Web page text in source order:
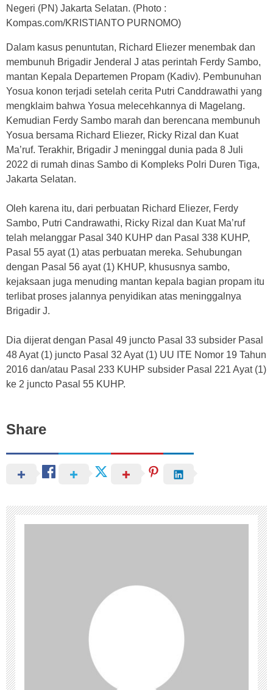
Negeri (PN) Jakarta Selatan. (Photo :
Kompas.com/KRISTIANTO PURNOMO)
Dalam kasus penuntutan, Richard Eliezer menembak dan
membunuh Brigadir Jenderal J atas perintah Ferdy Sambo,
mantan Kepala Departemen Propam (Kadiv). Pembunuhan
Yosua konon terjadi setelah cerita Putri Canddrawathi yang
mengklaim bahwa Yosua melecehkannya di Magelang.
Kemudian Ferdy Sambo marah dan berencana membunuh
Yosua bersama Richard Eliezer, Ricky Rizal dan Kuat
Ma’ruf. Terakhir, Brigadir J meninggal dunia pada 8 Juli
2022 di rumah dinas Sambo di Kompleks Polri Duren Tiga,
Jakarta Selatan.
Oleh karena itu, dari perbuatan Richard Eliezer, Ferdy
Sambo, Putri Candrawathi, Ricky Rizal dan Kuat Ma’ruf
telah melanggar Pasal 340 KUHP dan Pasal 338 KUHP,
Pasal 55 ayat (1) atas perbuatan mereka. Sehubungan
dengan Pasal 56 ayat (1) KHUP, khususnya sambo,
kejaksaan juga menuding mantan kepala bagian propam itu
terlibat proses jalannya penyidikan atas meninggalnya
Brigadir J.
Dia dijerat dengan Pasal 49 juncto Pasal 33 subsider Pasal
48 Ayat (1) juncto Pasal 32 Ayat (1) UU ITE Nomor 19 Tahun
2016 dan/atau Pasal 233 KUHP subsider Pasal 221 Ayat (1)
ke 2 juncto Pasal 55 KUHP.
Share